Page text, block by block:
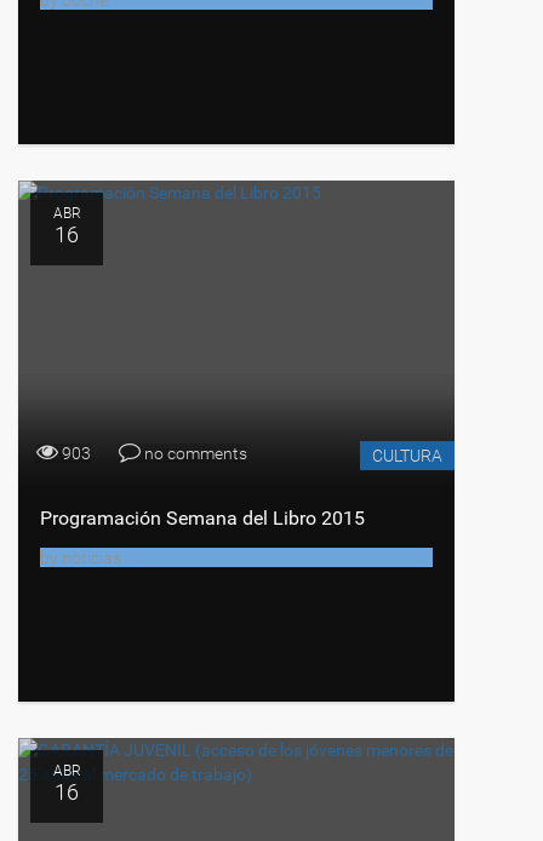
ABR
16
903 no comments CULTURA
Programación Semana del Libro 2015
by noticias
ABR
16